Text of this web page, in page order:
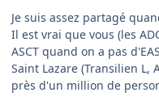
Je suis assez partagé
Il est vrai que vous (les
ASCT quand on a pas
Saint Lazare (Transilien L,
près d'un million de